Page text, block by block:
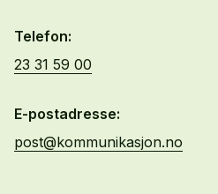
Telefon:
23 31 59 00
E-postadresse:
post@kommunikasjon.no